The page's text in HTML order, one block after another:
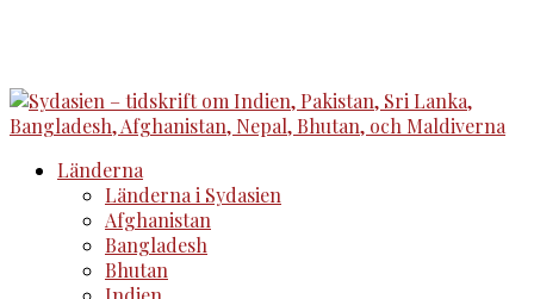
Länderna
Länderna i Sydasien
Afghanistan
Bangladesh
Bhutan